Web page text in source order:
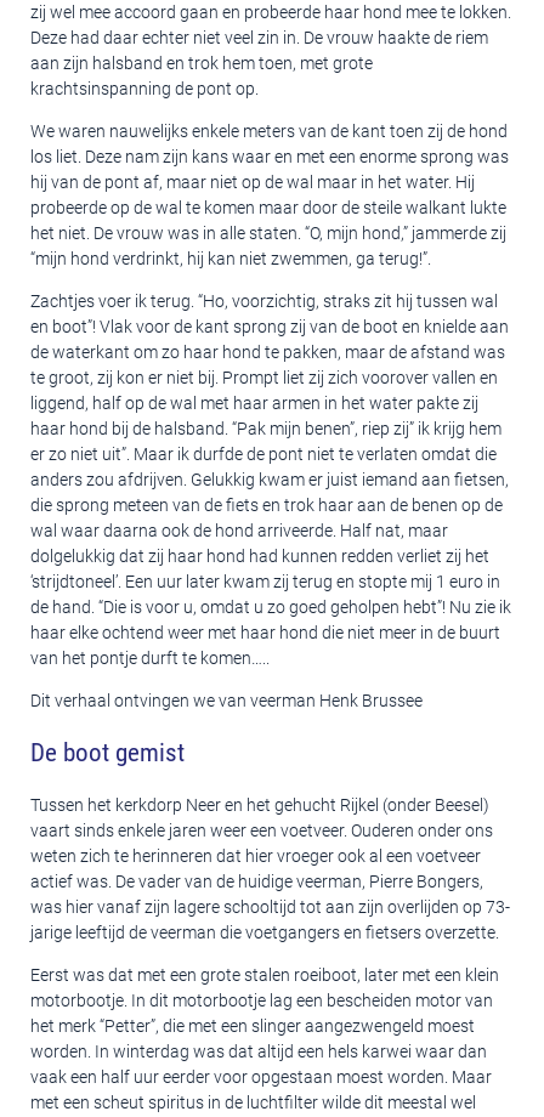
zij wel mee accoord gaan en probeerde haar hond mee te lokken.
Deze had daar echter niet veel zin in. De vrouw haakte de riem
aan zijn halsband en trok hem toen, met grote
krachtsinspanning de pont op.
We waren nauwelijks enkele meters van de kant toen zij de hond
los liet. Deze nam zijn kans waar en met een enorme sprong was
hij van de pont af, maar niet op de wal maar in het water. Hij
probeerde op de wal te komen maar door de steile walkant lukte
het niet. De vrouw was in alle staten. “O, mijn hond,” jammerde zij
“mijn hond verdrinkt, hij kan niet zwemmen, ga terug!”.
Zachtjes voer ik terug. “Ho, voorzichtig, straks zit hij tussen wal
en boot”! Vlak voor de kant sprong zij van de boot en knielde aan
de waterkant om zo haar hond te pakken, maar de afstand was
te groot, zij kon er niet bij. Prompt liet zij zich voorover vallen en
liggend, half op de wal met haar armen in het water pakte zij
haar hond bij de halsband. “Pak mijn benen”, riep zij” ik krijg hem
er zo niet uit”. Maar ik durfde de pont niet te verlaten omdat die
anders zou afdrijven. Gelukkig kwam er juist iemand aan fietsen,
die sprong meteen van de fiets en trok haar aan de benen op de
wal waar daarna ook de hond arriveerde. Half nat, maar
dolgelukkig dat zij haar hond had kunnen redden verliet zij het
‘strijdtoneel’. Een uur later kwam zij terug en stopte mij 1 euro in
de hand. “Die is voor u, omdat u zo goed geholpen hebt”! Nu zie ik
haar elke ochtend weer met haar hond die niet meer in de buurt
van het pontje durft te komen…..
Dit verhaal ontvingen we van veerman Henk Brussee
De boot gemist
Tussen het kerkdorp Neer en het gehucht Rijkel (onder Beesel)
vaart sinds enkele jaren weer een voetveer. Ouderen onder ons
weten zich te herinneren dat hier vroeger ook al een voetveer
actief was. De vader van de huidige veerman, Pierre Bongers,
was hier vanaf zijn lagere schooltijd tot aan zijn overlijden op 73-
jarige leeftijd de veerman die voetgangers en fietsers overzette.
Eerst was dat met een grote stalen roeiboot, later met een klein
motorbootje. In dit motorbootje lag een bescheiden motor van
het merk “Petter”, die met een slinger aangezwengeld moest
worden. In winterdag was dat altijd een hels karwei waar dan
vaak een half uur eerder voor opgestaan moest worden. Maar
met een scheut spiritus in de luchtfilter wilde dit meestal wel